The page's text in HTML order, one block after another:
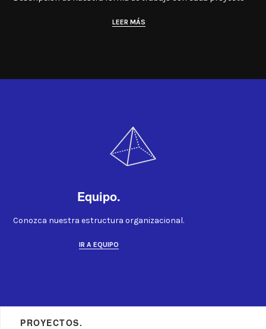
LEER MÁS
Equipo.
Conozca nuestra estructura organizacional.
IR A EQUIPO
PROYECTOS.